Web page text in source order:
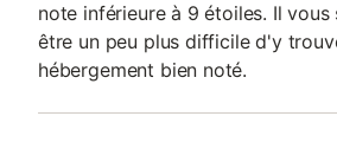
note inférieure à 9 étoiles. Il
être un peu plus difficile d'y
hébergement bien noté.